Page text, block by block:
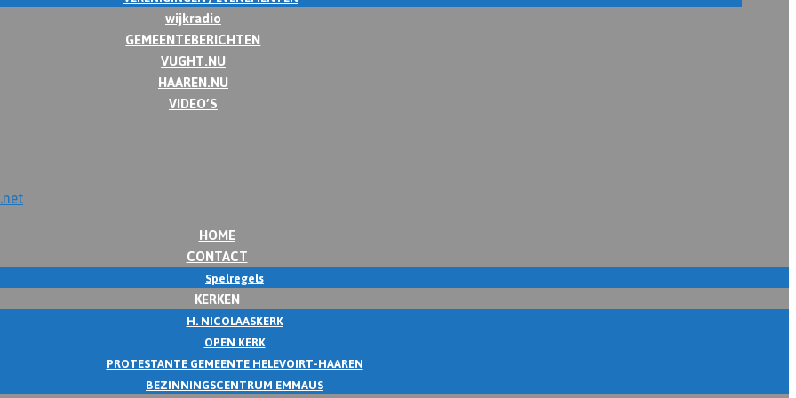
wijkradio
GEMEENTEBERICHTEN
VUGHT.NU
HAAREN.NU
VIDEO’S
HOME
CONTACT
Spelregels
KERKEN
H. NICOLAASKERK
OPEN KERK
PROTESTANTE GEMEENTE HELEVOIRT-HAAREN
BEZINNINGSCENTRUM EMMAUS